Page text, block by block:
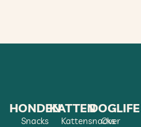
HONDEN
Snacks
KATTEN
Kattensnacks
DOGLIFE
Over